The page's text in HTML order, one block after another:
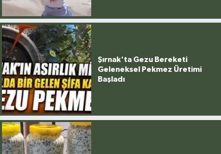
Şırnak'ta Gezu Bereketi
Geleneksel Pekmez Üretimi
Başladı